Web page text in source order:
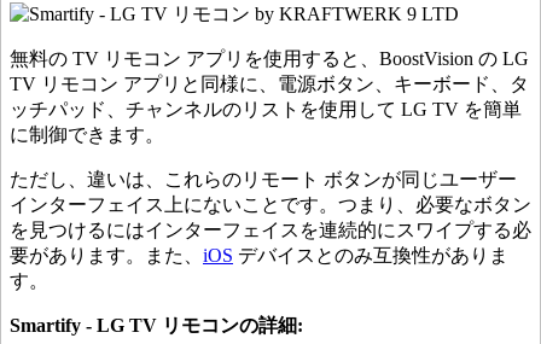
無料の TV リモコン アプリを使用すると、BoostVision の LG
TV リモコン アプリと同様に、電源ボタン、キーボード、タ
ッチパッド、チャンネルのリストを使用して LG TV を簡単
に制御できます。
ただし、違いは、これらのリモート ボタンが同じユーザー
インターフェイス上にないことです。つまり、必要なボタン
を見つけるにはインターフェイスを連続的にスワイプする必
要があります。また、 iOS デバイスとのみ互換性がありま
す。
Smartify - LG TV リモコンの詳細: